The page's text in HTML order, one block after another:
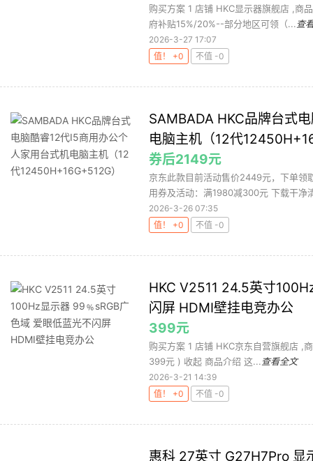
购买方案 1 店铺 HKC显示器旗舰店 ,商
府补贴15%/20%--部分地区可领（... 查
2026-3-27 17:07
值！ +0
不值 -0
SAMBADA HKC品牌台式
电脑主机（12代
券后2149元
京东此款目前活动售价2449元，下单
用券及活动：满1980减300元 下载干净
2026-3-26 07:35
值！ +0
不值 -0
HKC V2511 24.5英寸
闪屏 HDMI壁挂电竞办公
399元
购买方案 1 店铺 HKC京东自营旗舰店 ,
399元 ) 收起 商品介绍 这... 查看全文
2026-3-21 14:39
值！ +0
不值 -0
惠科 27英寸 G27H7Pro 显